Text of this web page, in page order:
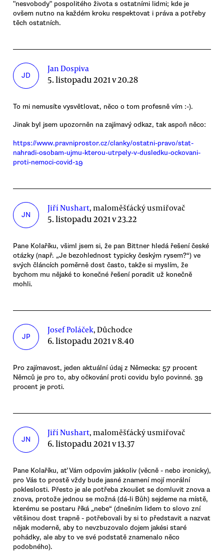
"nesvobody" pospolitého života s ostatními lidmi; kde je
ovšem nutno na každém kroku respektovat i práva a potřeby
těch ostatních.
JD
Jan Dospiva
5. listopadu 2021 v 20.28
To mi nemusíte vysvětlovat, něco o tom profesně vím :-).
Jinak byl jsem upozorněn na zajímavý odkaz, tak aspoň něco:
https://www.pravniprostor.cz/clanky/ostatni-pravo/stat-
nahradi-osobam-ujmu-kterou-utrpely-v-dusledku-ockovani-
proti-nemoci-covid-19
JN
Jiří Nushart, maloměšťácký usmiřovač
5. listopadu 2021 v 23.22
Pane Kolaříku, všiml jsem si, že pan Bittner hledá řešení české
otázky (např. „Je bezohlednost typicky českým rysem?“) ve
svých článcích poměrně dost často, takže si myslím, že
bychom mu nějaké to konečné řešení poradit už konečně
mohli.
JP
Josef Poláček, Důchodce
6. listopadu 2021 v 8.40
Pro zajímavost, jeden aktuální údaj z Německa: 57 procent
Němců je pro to, aby očkování proti covidu bylo povinné. 39
procent je proti.
JN
Jiří Nushart, maloměšťácký usmiřovač
6. listopadu 2021 v 13.37
Pane Kolaříku, ať Vám odpovím jakkoliv (věcně - nebo ironicky),
pro Vás to prostě vždy bude jasné znamení mojí morální
pokleslosti. Přesto je ale potřeba zkoušet se domluvit znova a
znova, protože jednou se možná (dá-li Bůh) sejdeme na místě,
kterému se postaru říká „nebe“ (dnešním lidem to slovo zní
většinou dost trapně - potřebovali by si to představit a nazvat
nějak moderně, aby to nevzbuzovalo dojem jakési staré
pohádky, ale aby to ve své podstatě znamenalo něco
podobného).